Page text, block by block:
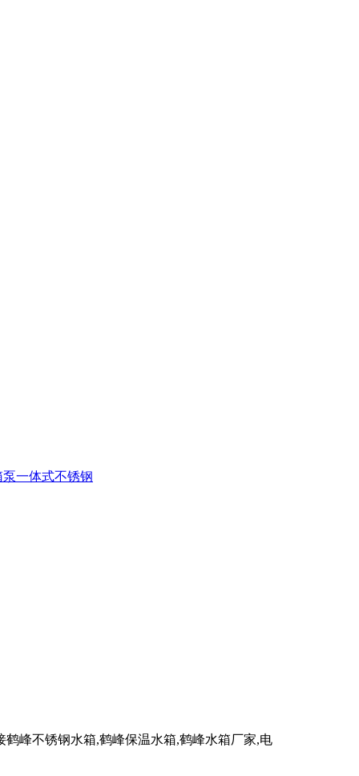
泵一体式不锈钢
峰不锈钢水箱,鹤峰保温水箱,鹤峰水箱厂家,电